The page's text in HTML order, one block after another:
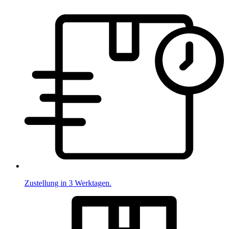
Zustellung in 3 Werktagen.